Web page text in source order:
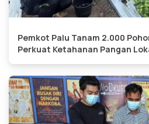
Pemkot Palu Tanam 2.000
Perkuat Ketahanan Pangan